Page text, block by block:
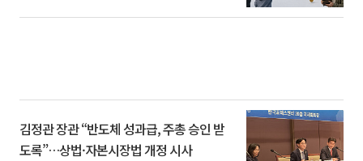
김정관 장관 “반도체 성과급, 주총 승인 받
도록”…상법·자본시장법 개정 시사